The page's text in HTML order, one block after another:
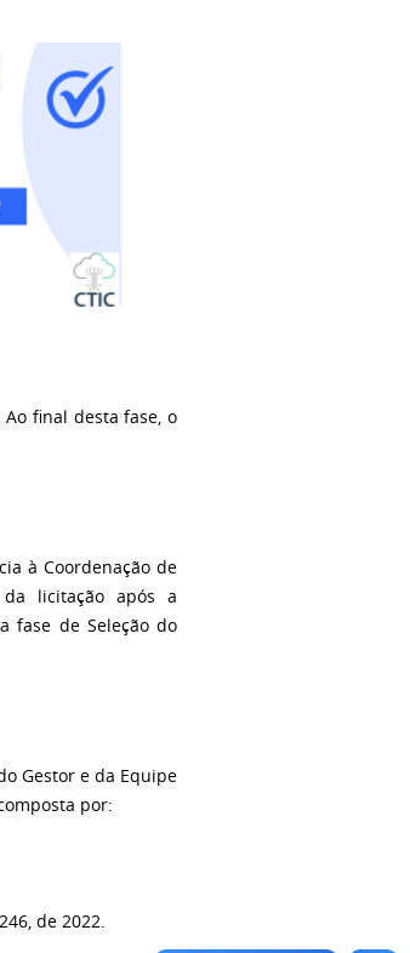
final desta fase, o
à Coordenação de
da licitação após a
fase de Seleção do
Gestor e da Equipe
por:
de 2022.